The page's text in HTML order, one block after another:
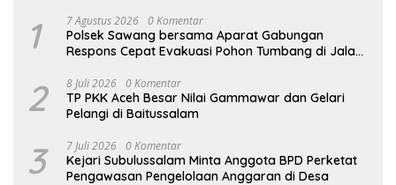
1 7 Agustus 2026 0 Komentar
Polsek Sawang bersama Aparat Gabungan
Respons Cepat Evakuasi Pohon Tumbang di Jalan
2 8 Juli 2026 0 Komentar
TP PKK Aceh Besar Nilai Gammawar dan Gelari
Pelangi di Baitussalam
3 7 Juli 2026 0 Komentar
Kejari Subulussalam Minta Anggota BPD Perketat
Pengawasan Pengelolaan Anggaran di Desa